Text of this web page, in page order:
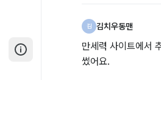
김 김치우동맨
만세력 사이트에서
썼어요.